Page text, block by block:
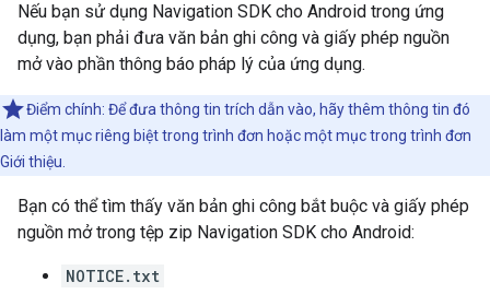
Nếu bạn sử dụng Navigation SDK cho Android trong ứng
dụng, bạn phải đưa văn bản ghi công và giấy phép nguồn
mở vào phần thông báo pháp lý của ứng dụng.
Điểm chính: Để đưa thông tin trích dẫn vào, hãy thêm thông tin đó
làm một mục riêng biệt trong trình đơn hoặc một mục trong trình đơn
Giới thiệu.
Bạn có thể tìm thấy văn bản ghi công bắt buộc và giấy phép
nguồn mở trong tệp zip Navigation SDK cho Android:
NOTICE.txt